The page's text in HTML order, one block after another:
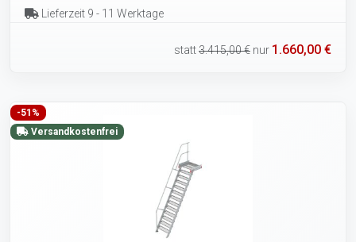
Lieferzeit 9 - 11 Werktage
statt3.415,00 € nur 1.660,00 €
-51%
Versandkostenfrei